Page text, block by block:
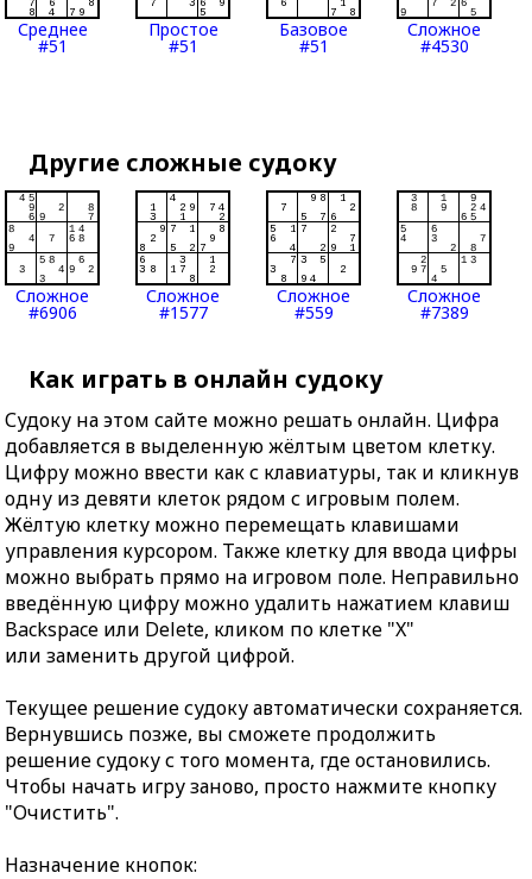
Среднее
#51
Простое
#51
Базовое
#51
Сложное
#4530
Другие сложные судоку
Сложное
#6906
Сложное
#1577
Сложное
#559
Сложное
#7389
Как играть в онлайн судоку
Судоку на этом сайте можно решать онлайн. Цифра
добавляется в выделенную жёлтым цветом клетку.
Цифру можно ввести как с клавиатуры, так и кликнув
одну из девяти клеток рядом с игровым полем.
Жёлтую клетку можно перемещать клавишами
управления курсором. Также клетку для ввода цифры
можно выбрать прямо на игровом поле. Неправильно
введённую цифру можно удалить нажатием клавиш
Backspace или Delete, кликом по клетке "X"
или заменить другой цифрой.
Текущее решение судоку автоматически сохраняется.
Вернувшись позже, вы сможете продолжить
решение судоку с того момента, где остановились.
Чтобы начать игру заново, просто нажмите кнопку
"Очистить".
Назначение кнопок: